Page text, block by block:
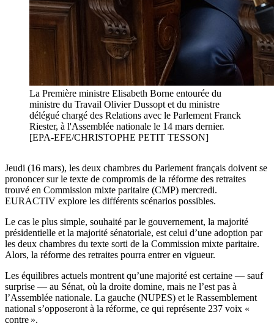
La Première ministre Elisabeth Borne entourée du
ministre du Travail Olivier Dussopt et du ministre
délégué chargé des Relations avec le Parlement Franck
Riester, à l'Assemblée nationale le 14 mars dernier.
[EPA-EFE/CHRISTOPHE PETIT TESSON]
Jeudi (16 mars), les deux chambres du Parlement français doivent se
prononcer sur le texte de compromis de la réforme des retraites
trouvé en Commission mixte paritaire (CMP) mercredi.
EURACTIV explore les différents scénarios possibles.
Le cas le plus simple, souhaité par le gouvernement, la majorité
présidentielle et la majorité sénatoriale, est celui d’une adoption par
les deux chambres du texte sorti de la Commission mixte paritaire.
Alors, la réforme des retraites pourra entrer en vigueur.
Les équilibres actuels montrent qu’une majorité est certaine — sauf
surprise — au Sénat, où la droite domine, mais ne l’est pas à
l’Assemblée nationale. La gauche (NUPES) et le Rassemblement
national s’opposeront à la réforme, ce qui représente 237 voix «
contre ».